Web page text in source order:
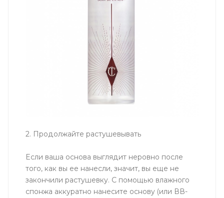
2. Продолжайте растушевывать
Если ваша основа выглядит неровно после
того, как вы ее нанесли, значит, вы еще не
закончили растушевку. С помощью влажного
спонжа аккуратно нанесите основу (или ВВ-